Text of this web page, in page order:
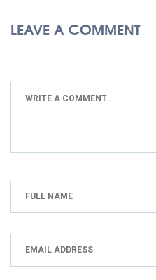
LEAVE A COMMENT